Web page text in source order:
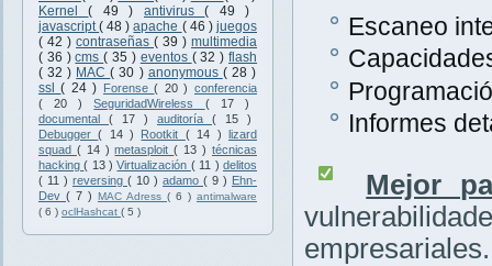
Kernel( 49 ) antivirus( 49 )
javascript( 48 )apache ( 46 ) juegos
( 42 ) contraseñas ( 39 ) multimedia
( 36 )cms( 35 ) eventos ( 32 )flash
( 32 ) MAC( 30 ) anonymous ( 28 )
ssl( 24 ) Forense( 20 ) conferencia
( 20 )SeguridadWireless ( 17 )
documental ( 17 ) auditoría ( 15 )
Debugger( 14 ) Rootkit ( 14 ) lizard
squad ( 14 )metasploit( 13 ) técnicas
hacking( 13 )Virtualización ( 11 ) delitos
( 11 ) reversing ( 10 ) adamo ( 9 ) Ehn-
Dev ( 7 ) MAC Adress ( 6 ) antimalware
( 6 ) oclHashcat ( 5 )
Escaneo
Informes
Mejor
empresariales.